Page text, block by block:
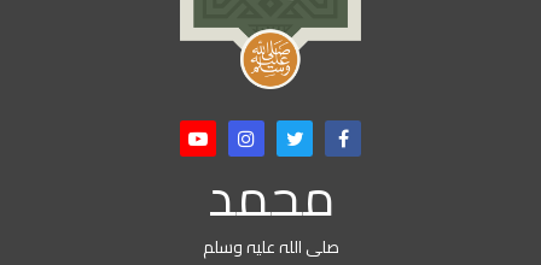
محمد
صلی اللہ علیہ وسلم